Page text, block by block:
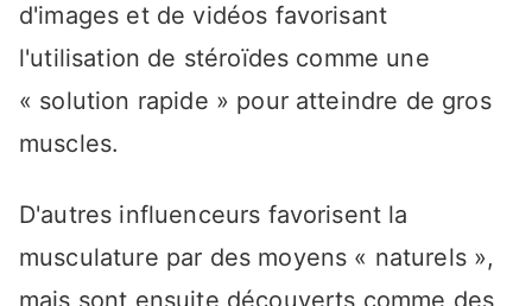
d'images et de vidéos favorisant
l'utilisation de stéroïdes comme une
« solution rapide » pour atteindre de gros
muscles.
D'autres influenceurs favorisent la
musculature par des moyens « naturels »,